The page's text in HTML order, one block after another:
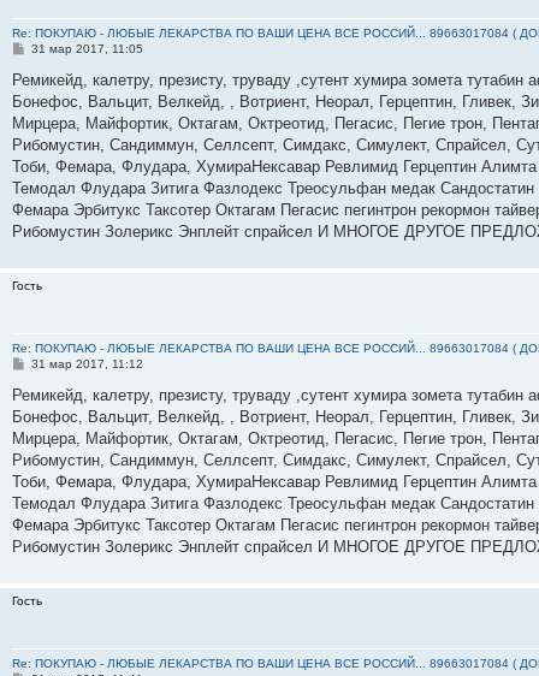
Re: ПОКУПАЮ - ЛЮБЫЕ ЛЕКАРСТВА ПО ВАШИ ЦЕНА ВСЕ РОССИЙ... 89663017084 (
С
о
щ
е
и
е
31 мар 2017, 11:05
Ремикейд, калетру, презисту, труваду ,сутент хумира зомета
Бонефос, Вальцит, Велкейд, , Вотриент, Неорал, Герцептин, Гливек,
Мирцера, Майфортик, Октагам, Октреотид, Пегасис, Пегие трон,
Рибомустин, Сандиммун, Селлсепт, Симдакс, Симулект, Спрайсел,
Тоби, Фемара, Флудара, ХумираНексавар Ревлимид Герцептин
Темодал Флудара Зитига Фазлодекс Треосульфан медак
Фемара Эрбитукс Таксотер Октагам Пегасис пегинтрон рекормон
Рибомустин Золерикс Энплейт спрайсел И МНОГОЕ ДРУГОЕ
Гость
Re: ПОКУПАЮ - ЛЮБЫЕ ЛЕКАРСТВА ПО ВАШИ ЦЕНА ВСЕ РОССИЙ... 89663017084 (
С
о
щ
е
и
е
31 мар 2017, 11:12
Ремикейд, калетру, презисту, труваду ,сутент хумира зомета
Бонефос, Вальцит, Велкейд, , Вотриент, Неорал, Герцептин, Гливек,
Мирцера, Майфортик, Октагам, Октреотид, Пегасис, Пегие трон,
Рибомустин, Сандиммун, Селлсепт, Симдакс, Симулект, Спрайсел,
Тоби, Фемара, Флудара, ХумираНексавар Ревлимид Герцептин
Темодал Флудара Зитига Фазлодекс Треосульфан медак
Фемара Эрбитукс Таксотер Октагам Пегасис пегинтрон рекормон
Рибомустин Золерикс Энплейт спрайсел И МНОГОЕ ДРУГОЕ
Гость
Re: ПОКУПАЮ - ЛЮБЫЕ ЛЕКАРСТВА ПО ВАШИ ЦЕНА ВСЕ РОССИЙ... 89663017084 (